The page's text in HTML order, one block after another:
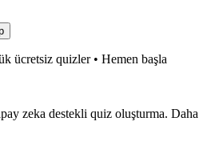
ücretsiz quizler • Hemen başla
zeka destekli quiz oluşturma. Daha